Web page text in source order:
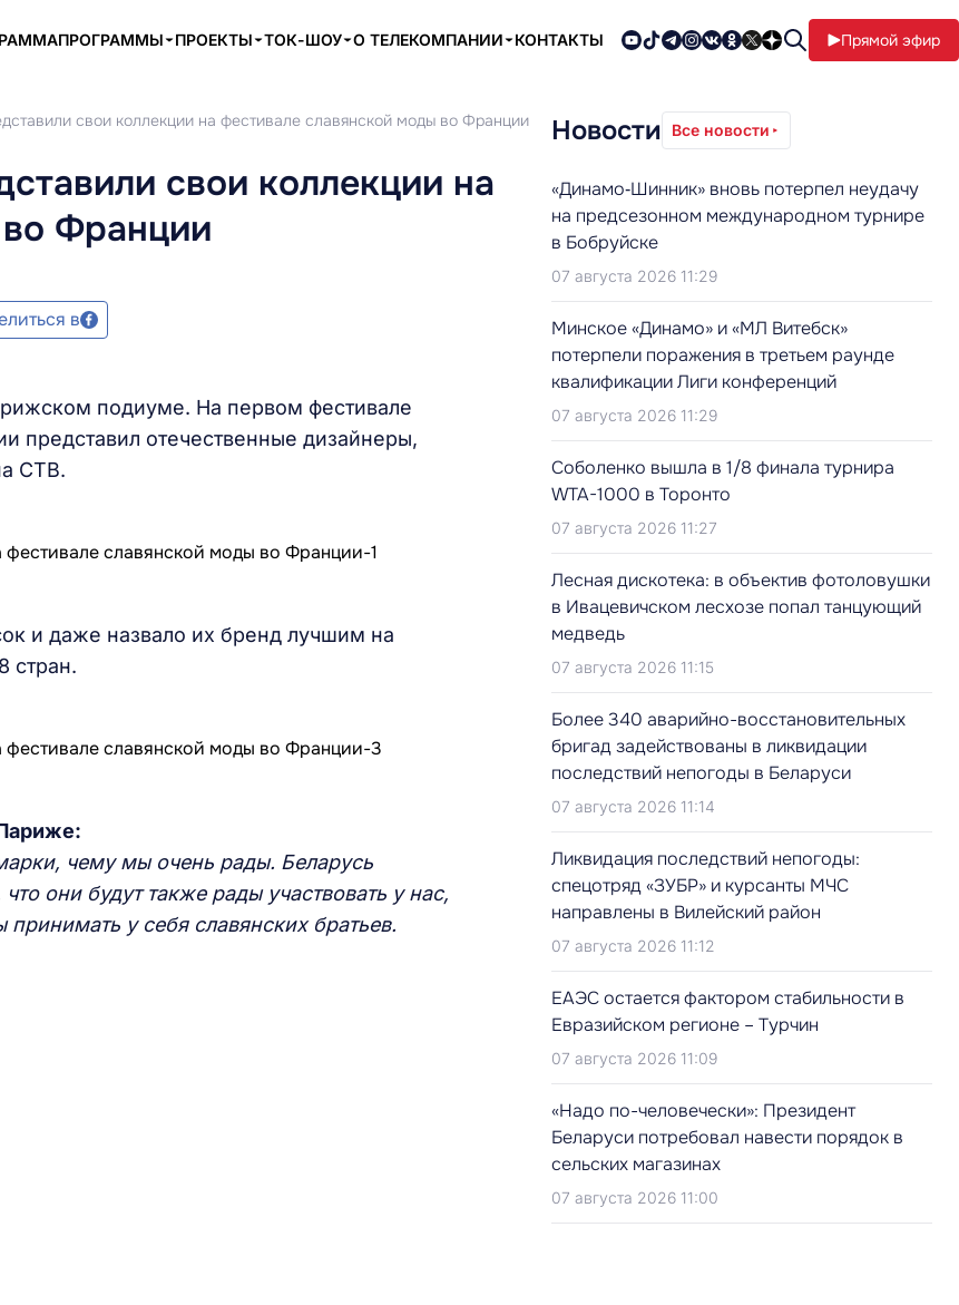
ПРОГРАММЫ ПРОЕКТЫ ТОК-ШОУ О ТЕЛЕКОМПАНИИ КОНТАКТЫ Прямой эфир
свои коллекции на фестивале славянской моды во Франции
свои коллекции на
Франции
в
подиуме. На первом фестивале
представил отечественные дизайнеры,
СТВ.
и даже назвало их бренд лучшим на
стран.
чему мы очень рады. Беларусь
они будут также рады участвовать у нас,
у себя славянских братьев.
Новости Все новости
«Динамо‑Шинник» вновь потерпел неудачу
на предсезонном международном турнире
в Бобруйске
07 августа 2026 11:29
Минское «Динамо» и «МЛ Витебск»
потерпели поражения в третьем раунде
квалификации Лиги конференций
07 августа 2026 11:29
Соболенко вышла в 1/8 финала турнира
WTA-1000 в Торонто
07 августа 2026 11:27
Лесная дискотека: в объектив фотоловушки
в Ивацевичском лесхозе попал танцующий
медведь
07 августа 2026 11:15
Более 340 аварийно-восстановительных
бригад задействованы в ликвидации
последствий непогоды в Беларуси
07 августа 2026 11:14
Ликвидация последствий непогоды:
спецотряд «ЗУБР» и курсанты МЧС
направлены в Вилейский район
07 августа 2026 11:12
ЕАЭС остается фактором стабильности в
Евразийском регионе – Турчин
07 августа 2026 11:09
«Надо по-человечески»: Президент
Беларуси потребовал навести порядок в
сельских магазинах
07 августа 2026 11:00